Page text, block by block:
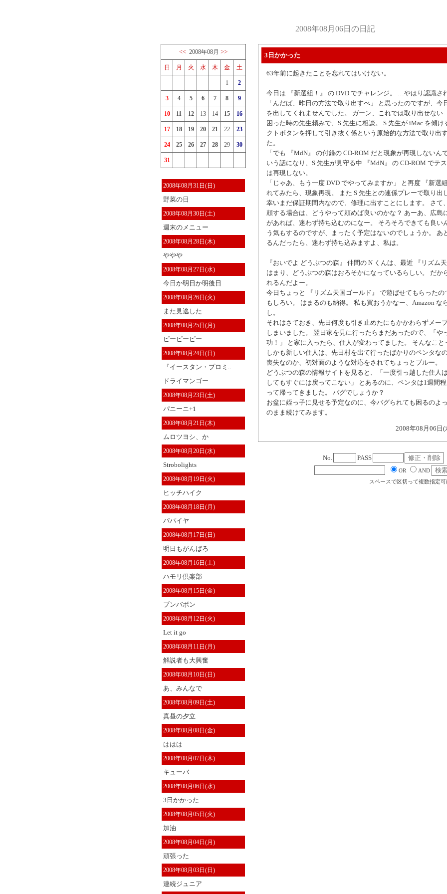
2008年08月06日の日記
<< 2008年08月 >>
日 月 火 水 木 金 土
1 2
3 4 5 6 7 8 9
10 11 12 13 14 15 16
17 18 19 20 21 22 23
24 25 26 27 28 29 30
31
2008年08月31日(日)
野菜の日
2008年08月30日(土)
週末のメニュー
2008年08月28日(木)
ややや
2008年08月27日(水)
今日か明日か明後日
2008年08月26日(火)
また見逃した
2008年08月25日(月)
ピーピーピー
2008年08月24日(日)
『イースタン・プロミ..
ドライマンゴー
2008年08月23日(土)
パニーニ+1
2008年08月21日(木)
ムロツヨシ、か
2008年08月20日(水)
Strobolights
2008年08月19日(火)
ヒッチハイク
2008年08月18日(月)
パパイヤ
2008年08月17日(日)
明日もがんばろ
2008年08月16日(土)
ハモリ倶楽部
2008年08月15日(金)
ブンバボン
2008年08月12日(火)
Let it go
2008年08月11日(月)
解説者も大興奮
2008年08月10日(日)
あ、みんなで
2008年08月09日(土)
真昼の夕立
2008年08月08日(金)
ははは
2008年08月07日(木)
キューバ
2008年08月06日(水)
3日かかった
2008年08月05日(火)
加油
2008年08月04日(月)
頑張った
2008年08月03日(日)
連続ジュニア
3日かかった
63年前に起きたことを忘れてはいけない。
今日は 『新選組！』 の DVD でチャレンジ。 …やはり認識さ
「んだば、昨日の方法で取り出すべ」 と思ったのですが、今
を出してくれませんでした。 ガーン、これでは取り出せな
困った時の先生頼みで、S 先生に相談。 S 先生が iMac を傾
クトボタンを押して引き抜く係という原始的な方法で取り出
た。
「でも 『MdN』 の付録の CD-ROM だと現象が再現しないん
いう話になり、S 先生が見守る中 『MdN』 の CD-ROM でテ
は再現しない。
「じゃあ、もう一度 DVD でやってみますか」 と再度 『新選
れてみたら、現象再現。 また S 先生との連係プレーで取り出
幸いまだ保証期間内なので、修理に出すことにします。 さて
頼する場合は、どうやって頼めば良いのかな？ あーあ、広島
があれば、迷わず持ち込むのになー。 そろそろできても良い
う気もするのですが、まったく予定はないのでしょうか。 あ
るんだったら、迷わず持ち込みますよ、私は。
『おいでよ どうぶつの森』 仲間の N くんは、最近 『リズム
はまり、どうぶつの森はおろそかになっているらしい。 だか
れるんだよー。
今日ちょっと 『リズム天国ゴールド』 で遊ばせてもらったの
もしろい。 はまるのも納得。 私も買おうかなー、Amazon な
し。
それはさておき、先日何度も引き止めたにもかかわらずメー
しまいました。 翌日家を見に行ったらまだあったので、「や
功！」 と家に入ったら、住人が変わってました。 そんなこと
しかも新しい住人は、先日村を出て行ったばかりのペンタな
喪失なのか、初対面のような対応をされてちょっとブルー。
どうぶつの森の情報サイトを見ると、「一度引っ越した住人
してもすぐには戻ってこない」 とあるのに、ペンタは1週間
って帰ってきました。 バグでしょうか？
お盆に姪っ子に見せる予定なのに、今バグられても困るのよ
のまま続けてみます。
2008年08月06日
No. PASS
OR
AND
スペースで区切って複数指定可